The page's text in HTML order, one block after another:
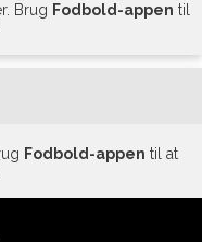
Brug Fodbold-appen til
Fodbold-appen til at